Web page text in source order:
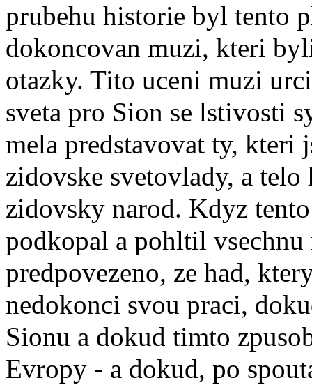
prubehu historie byl tento
dokoncovan muzi, kteri
otazky. Tito uceni muzi
sveta pro Sion se lstivosti
mela predstavovat ty, kteri
zidovske svetovlady, a
zidovsky narod. Kdyz
podkopal a pohltil vsechnu
predpovezeno, ze had,
nedokonci svou praci,
Sionu a dokud timto
Evropy - a dokud, po